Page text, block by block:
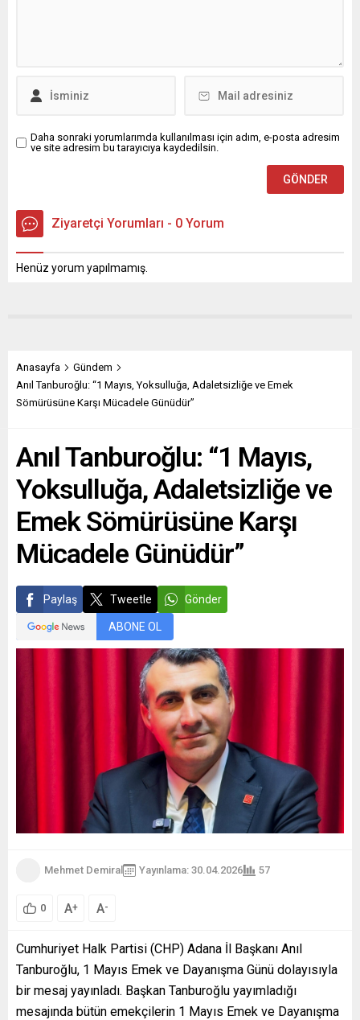
Sarıçam...
Daha sonraki yorumlarımda kullanılması için adım, e-posta adresim
ve site adresim bu tarayıcıya kaydedilsin.
Ziyaretçi Yorumları - 0 Yorum
Henüz yorum yapılmamış.
Anasayfa
Gündem
Anıl Tanburoğlu: “1 Mayıs, Yoksulluğa, Adaletsizliğe ve Emek
Sömürüsüne Karşı Mücadele Günüdür”
Anıl Tanburoğlu: “1 Mayıs,
Yoksulluğa, Adaletsizliğe ve
Emek Sömürüsüne Karşı
Mücadele Günüdür”
Paylaş Tweetle Gönder
ABONE OL
Mehmet Demiral Yayınlama: 30.04.2026 57
0 A+ A-
Cumhuriyet Halk Partisi (CHP) Adana İl Başkanı Anıl
Tanburoğlu, 1 Mayıs Emek ve Dayanışma Günü dolayısıyla
bir mesaj yayınladı. Başkan Tanburoğlu yayımladığı
mesajında bütün emekçilerin 1 Mayıs Emek ve Dayanışma